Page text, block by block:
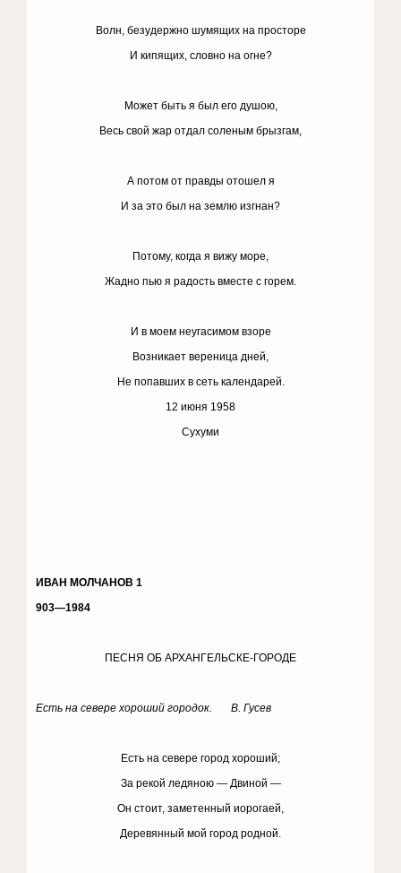
Волн, безудержно шумящих на просторе
И кипящих, словно на огне?
Может быть я был его душою,
Весь свой жар отдал соленым брызгам,
А потом от правды отошел я
И за это был на землю изгнан?
Потому, когда я вижу море,
Жадно пью я радость вместе с горем.
И в моем неугасимом взоре
Возникает вереница дней,
Не попавших в сеть календарей.
12 июня 1958
Сухуми
ИВАН МОЛЧАНОВ 1
903—1984
ПЕСНЯ ОБ АРХАНГЕЛЬСКЕ-ГОРОДЕ
Есть на севере хороший городок. В. Гусев
Есть на севере город хороший;
За рекой ледяною — Двиной —
Он стоит, заметенный иорогаей,
Деревянный мой город родной.